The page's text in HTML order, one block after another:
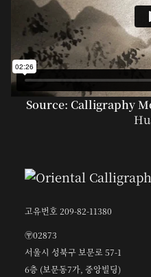
Source: Calligraphy
고유번호 209-82-11380
〶02873
서울시 성북구 보문로 57-1
6층 (보문동7가, 중앙빌딩)